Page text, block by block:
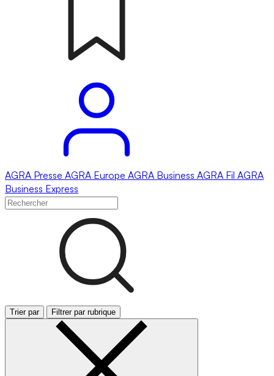
AGRA Presse AGRA Europe AGRA Business AGRA Fil AGRA
Business Express
Trier par Filtrer par rubrique